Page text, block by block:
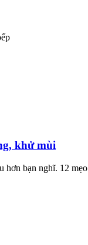
khử mùi
bạn nghĩ. 12